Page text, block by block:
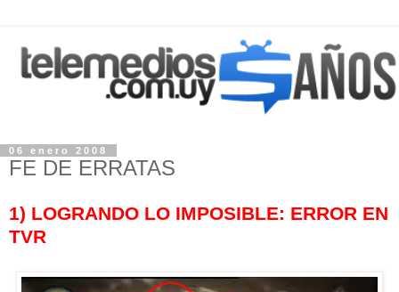
06 enero 2008
FE DE ERRATAS
1) LOGRANDO LO IMPOSIBLE: ERROR EN
TVR